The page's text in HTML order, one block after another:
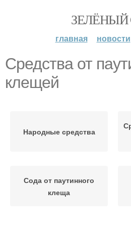
ЗЕЛЁНЫЙ
главная новости
Средства от
клещей
Народные средства
Сода от паутинного
клеща